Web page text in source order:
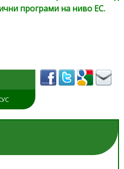
програми на ниво ЕС.